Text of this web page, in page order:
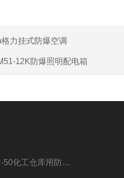
格力挂式防爆空调
12K防爆照明配电箱
BKFR-50化工仓库用防爆空调器 加工定制改装